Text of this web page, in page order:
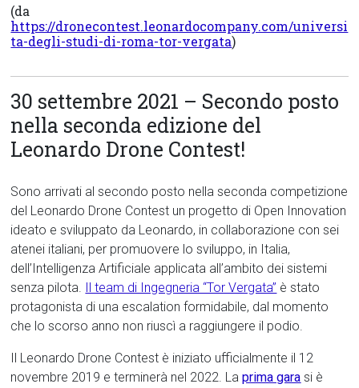
(da
https://dronecontest.leonardocompany.com/universi
ta-degli-studi-di-roma-tor-vergata)
30 settembre 2021 – Secondo posto
nella seconda edizione del
Leonardo Drone Contest!
Sono arrivati al secondo posto nella seconda competizione
del Leonardo Drone Contest un progetto di Open Innovation
ideato e sviluppato da Leonardo, in collaborazione con sei
atenei italiani, per promuovere lo sviluppo, in Italia,
dell’Intelligenza Artificiale applicata all’ambito dei sistemi
senza pilota. Il team di Ingegneria “Tor Vergata” è stato
protagonista di una escalation formidabile, dal momento
che lo scorso anno non riuscì a raggiungere il podio.
Il Leonardo Drone Contest è iniziato ufficialmente il 12
novembre 2019 e terminerà nel 2022. Laprima gara si è